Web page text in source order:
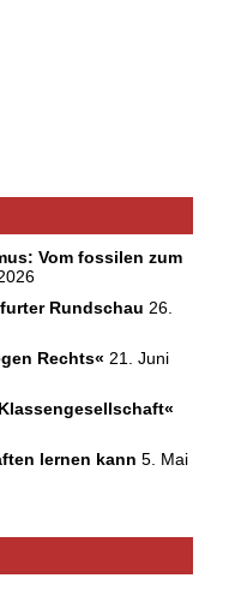
Vom fossilen zum
Rundschau 26.
Rechts« 21. Juni
lernen kann 5. Mai